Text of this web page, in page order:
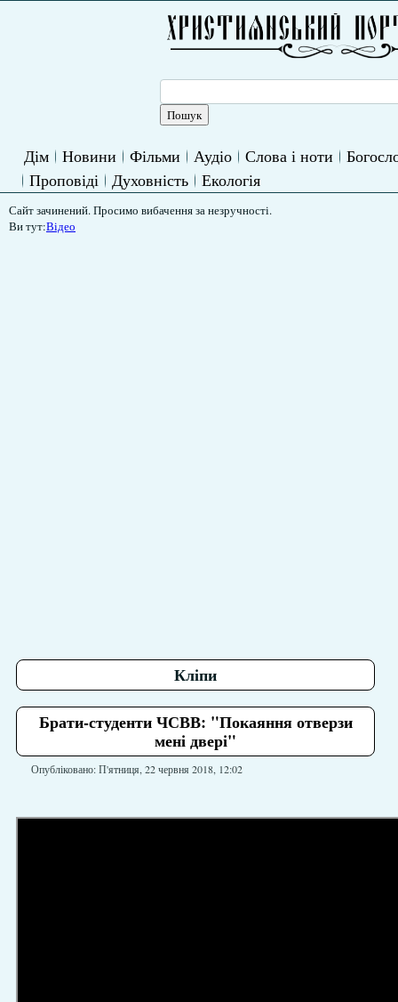
Дім Новини Фільми Аудіо Слова і ноти
Проповіді
Духовність Екологія
Сайт зачинений. Просимо вибачення за незручності.
Ви тут:Відео
Кліпи
Брати-студенти ЧСВВ: "Покаяння отверзи
мені двері"
Опубліковано: П'ятниця, 22 червня 2018, 12:02